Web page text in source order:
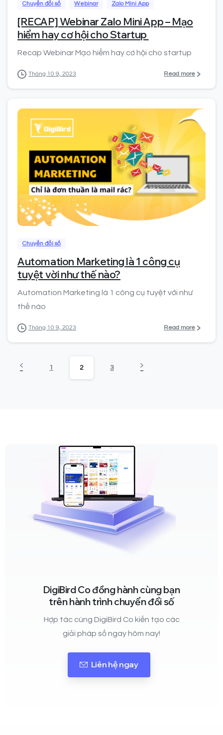
Chuyển đổi số Webinar Zalo Mini App
[RECAP] Webinar Zalo Mini App – Mạo
hiểm hay cơ hội cho Startup
Recap Webinar Mạo hiểm hay cơ hội cho startup
Tháng 10 9, 2023 Read more
Chuyển đổi số
Automation Marketing là 1 công cụ
tuyệt vời như thế nào?
Automation Marketing là 1 công cụ tuyệt với như
thế nào
Tháng 10 9, 2023 Read more
1 2 3
DigiBird Co đồng hành cùng bạn
trên hành trình chuyển đổi số
Hợp tác cùng DigiBird Co kiến tạo các
giải pháp số ngay hôm nay!
Liên hệ ngay